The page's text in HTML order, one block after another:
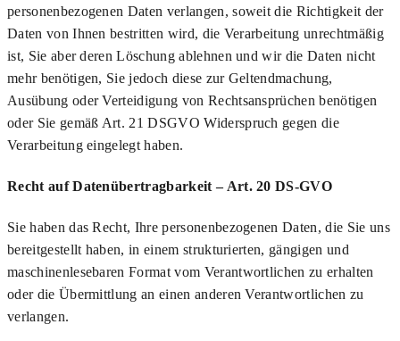
personenbezogenen Daten verlangen, soweit die Richtigkeit der
Daten von Ihnen bestritten wird, die Verarbeitung unrechtmäßig
ist, Sie aber deren Löschung ablehnen und wir die Daten nicht
mehr benötigen, Sie jedoch diese zur Geltendmachung,
Ausübung oder Verteidigung von Rechtsansprüchen benötigen
oder Sie gemäß Art. 21 DSGVO Widerspruch gegen die
Verarbeitung eingelegt haben.
Recht auf Datenübertragbarkeit – Art. 20 DS-GVO
Sie haben das Recht, Ihre personenbezogenen Daten, die Sie uns
bereitgestellt haben, in einem strukturierten, gängigen und
maschinenlesebaren Format vom Verantwortlichen zu erhalten
oder die Übermittlung an einen anderen Verantwortlichen zu
verlangen.